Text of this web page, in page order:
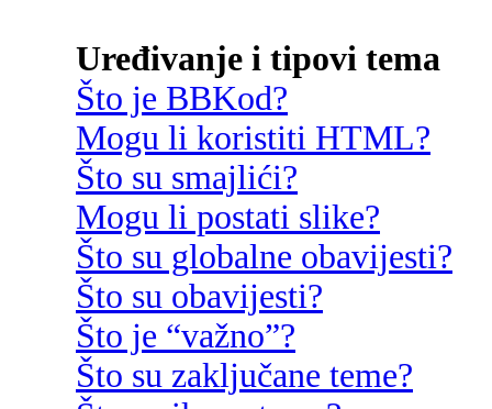
Uređivanje i tipovi tema
Što je BBKod?
Mogu li koristiti HTML?
Što su smajlići?
Mogu li postati slike?
Što su globalne obavijesti?
Što su obavijesti?
Što je “važno”?
Što su zaključane teme?